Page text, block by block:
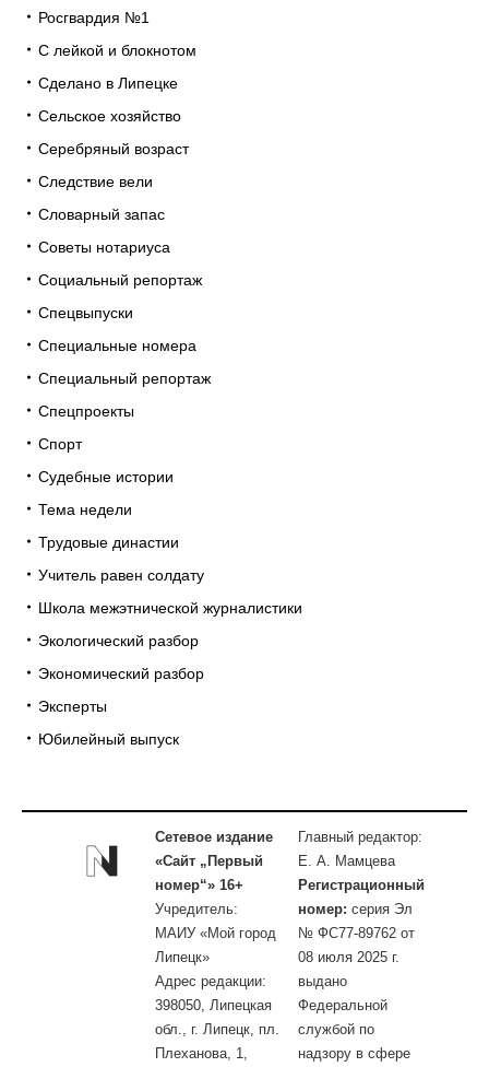
Росгвардия №1
С лейкой и блокнотом
Сделано в Липецке
Сельское хозяйство
Серебряный возраст
Следствие вели
Словарный запас
Советы нотариуса
Социальный репортаж
Спецвыпуски
Специальные номера
Специальный репортаж
Спецпроекты
Спорт
Судебные истории
Тема недели
Трудовые династии
Учитель равен солдату
Школа межэтнической журналистики
Экологический разбор
Экономический разбор
Эксперты
Юбилейный выпуск
Сетевое издание
«Сайт „Первый
номер“» 16+
Учредитель:
МАИУ «Мой город
Липецк»
Адрес редакции:
398050, Липецкая
обл., г. Липецк, пл.
Плеханова, 1,
Главный редактор:
Е. А. Мамцева
Регистрационный
номер: серия Эл
№ ФС77-89762 от
08 июля 2025 г.
выдано
Федеральной
службой по
надзору в сфере